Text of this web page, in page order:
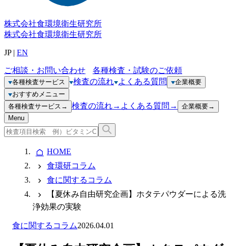
株式会社食環境衛生研究所
株式会社食環境衛生研究所
JP| EN
ご相談・お問い合わせ 各種検査・試験のご依頼
各種検査サービス 検査の流れ よくある質問
企業概要
おすすめメニュー
各種検査サービス → 検査の流れ→ よくある質問 → 企業概要→
Menu
HOME
食環研コラム
食に関するコラム
【夏休み自由研究企画】ホタテパウダーによる洗
浄効果の実験
食に関するコラム2026.04.01